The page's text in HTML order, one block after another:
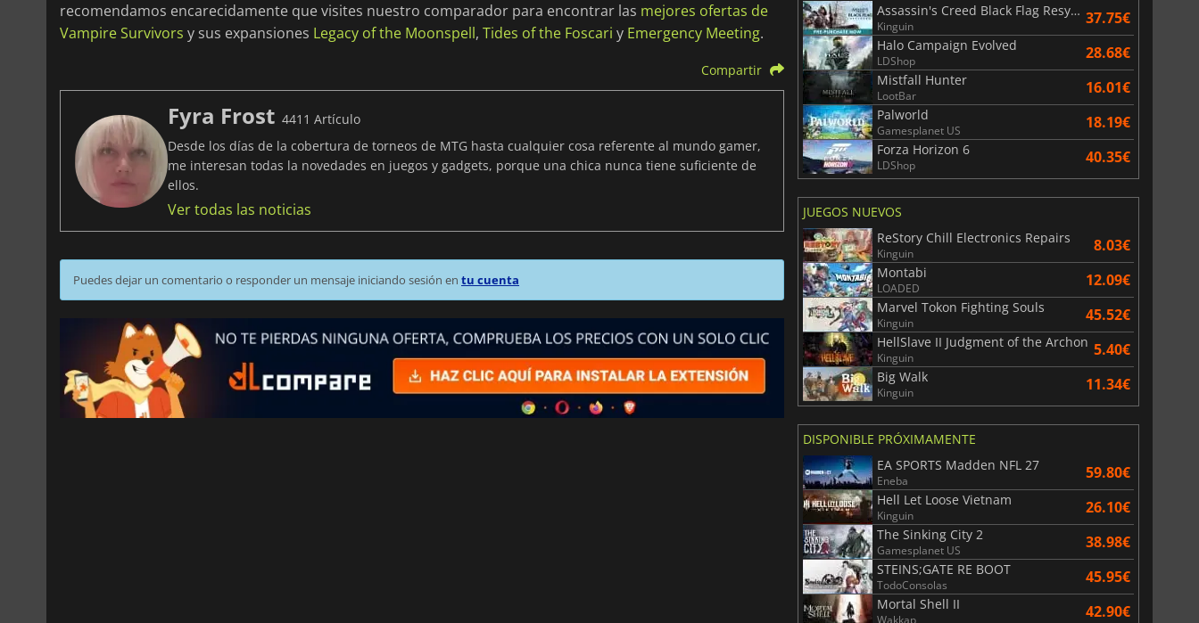
recomendamos encarecidamente que visites nuestro comparador para encontrar las mejores ofertas de
Vampire Survivors y sus expansiones Legacy of the Moonspell, Tides of the Foscari y Emergency Meeting.
Compartir
Fyra Frost 4411 Artículo
Desde los días de la cobertura de torneos de MTG hasta cualquier cosa referente al mundo gamer,
me interesan todas la novedades en juegos y gadgets, porque una chica nunca tiene suficiente de
ellos.
Ver todas las noticias
Puedes dejar un comentario o responder un mensaje iniciando sesión en tu cuenta
Assassin's Creed Black Flag Resynced
Kinguin 37.75€
Halo Campaign Evolved
LDShop 28.68€
Mistfall Hunter
LootBar 16.01€
Palworld
Gamesplanet US 18.19€
Forza Horizon 6
LDShop 40.35€
JUEGOS NUEVOS
ReStory Chill Electronics Repairs
Kinguin 8.03€
Montabi
LOADED 12.09€
Marvel Tokon Fighting Souls
Kinguin 45.52€
HellSlave II Judgment of the Archon
Kinguin 5.40€
Big Walk
Kinguin 11.34€
DISPONIBLE PRÓXIMAMENTE
EA SPORTS Madden NFL 27
Eneba 59.80€
Hell Let Loose Vietnam
Kinguin 26.10€
The Sinking City 2
Gamesplanet US 38.98€
STEINS;GATE RE BOOT
TodoConsolas 45.95€
Mortal Shell II
Wakkap 42.90€